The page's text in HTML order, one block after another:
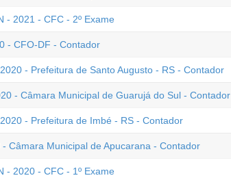
- 2021 - CFC - 2º Exame
- CFO-DF - Contador
- Prefeitura de Santo Augusto - RS - Contador
- Câmara Municipal de Guarujá do Sul - Contador
- Prefeitura de Imbé - RS - Contador
- Câmara Municipal de Apucarana - Contador
- 2020 - CFC - 1º Exame